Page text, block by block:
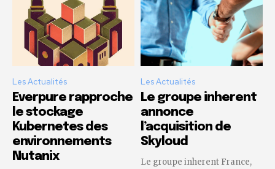
Les Actualités
Everpure rapproche
le stockage
Kubernetes des
environnements
Nutanix
Les Actualités
Le groupe inherent
annonce
l’acquisition de
Skyloud
Le groupe inherent France,